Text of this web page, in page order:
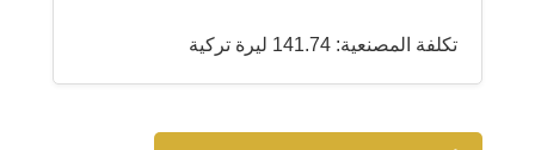
تكلفة المصنعية: 141.74 ليرة تركية